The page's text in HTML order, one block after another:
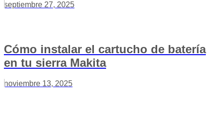
septiembre 27, 2025
Cómo instalar el cartucho de batería
en tu sierra Makita
noviembre 13, 2025